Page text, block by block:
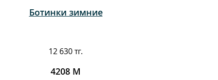
Ботинки зимние
12 630 тг.
4208 М